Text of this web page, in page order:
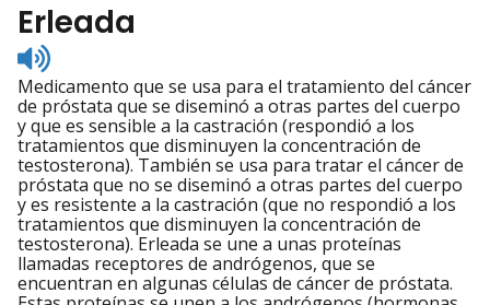
Erleada
Listen
to
pronunciation
Medicamento que se usa para el tratamiento del cáncer
de próstata que se diseminó a otras partes del cuerpo
y que es sensible a la castración (respondió a los
tratamientos que disminuyen la concentración de
testosterona). También se usa para tratar el cáncer de
próstata que no se diseminó a otras partes del cuerpo
y es resistente a la castración (que no respondió a los
tratamientos que disminuyen la concentración de
testosterona). Erleada se une a unas proteínas
llamadas receptores de andrógenos, que se
encuentran en algunas células de cáncer de próstata.